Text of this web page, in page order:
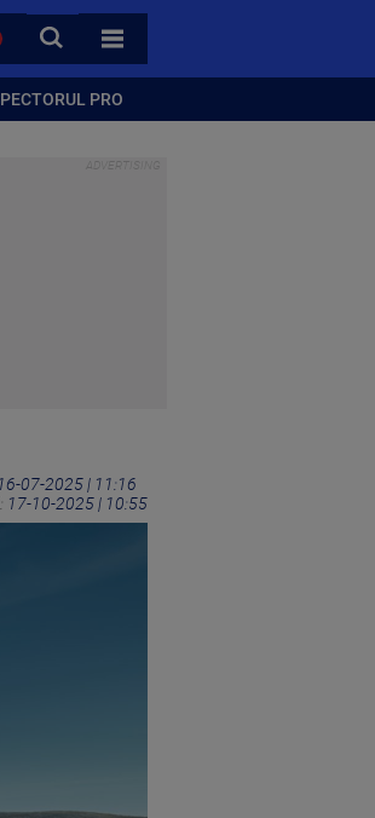
CAUTA
TOATE CATEGORIILE
PRO
16-07-2025 | 11:16
17-10-2025 | 10:55